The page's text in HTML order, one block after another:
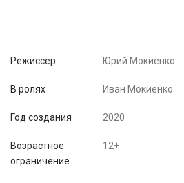
Режиссёр Юрий Мокиенко
В ролях Иван Мокиенко
Год создания 2020
Возрастное
ограничение
12+